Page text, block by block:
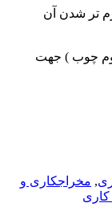
تر شدن آن
چوب ) جهت
, مخراجکاری و
کاری